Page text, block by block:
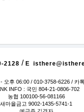
2128 / E
오후 06:00 / 010-3758-6226 / 카
INFO : 국민 804-21-0806-702
농협 100100-56-081166
새마을금고 9002-1435-5741-1
예금주 김경자